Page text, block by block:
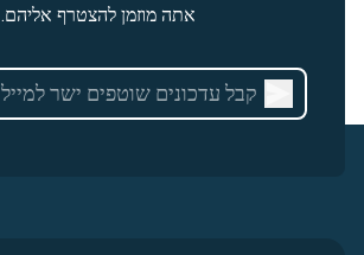
אתה מוזמן להצטרף אליהם.